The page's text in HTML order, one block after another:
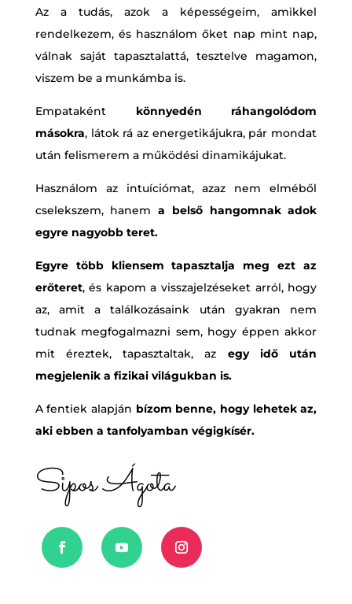
Az a tudás, azok a képességeim, amikkel
rendelkezem, és használom őket nap mint nap,
válnak saját tapasztalattá, tesztelve magamon,
viszem be a munkámba is.
Empataként könnyedén ráhangolódom
másokra, látok rá az energetikájukra, pár mondat
után felismerem a működési dinamikájukat.
Használom az intuíciómat, azaz nem elméből
cselekszem, hanema belső hangomnak adok
egyre nagyobb teret.
Egyre több kliensem tapasztalja meg ezt az
erőteret, és kapom a visszajelzéseket arról, hogy
az, amit a találkozásaink után gyakran nem
tudnak megfogalmazni sem, hogy éppen akkor
mit éreztek, tapasztaltak, az egy idő után
megjelenik a fizikai világukban is.
A fentiek alapján bízom benne, hogy lehetek az,
aki ebben a tanfolyamban végigkísér.
Sipos Ágota